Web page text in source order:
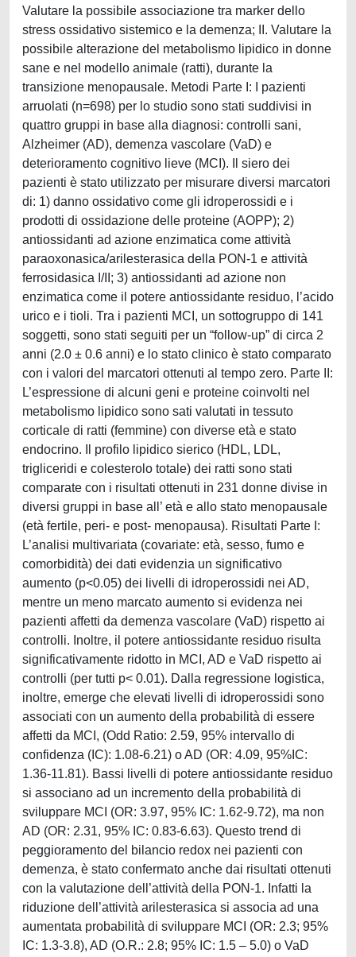
Valutare la possibile associazione tra marker dello
stress ossidativo sistemico e la demenza; II. Valutare la
possibile alterazione del metabolismo lipidico in donne
sane e nel modello animale (ratti), durante la
transizione menopausale. Metodi Parte I: I pazienti
arruolati (n=698) per lo studio sono stati suddivisi in
quattro gruppi in base alla diagnosi: controlli sani,
Alzheimer (AD), demenza vascolare (VaD) e
deterioramento cognitivo lieve (MCI). Il siero dei
pazienti è stato utilizzato per misurare diversi marcatori
di: 1) danno ossidativo come gli idroperossidi e i
prodotti di ossidazione delle proteine (AOPP); 2)
antiossidanti ad azione enzimatica come attività
paraoxonasica/arilesterasica della PON-1 e attività
ferrosidasica I/II; 3) antiossidanti ad azione non
enzimatica come il potere antiossidante residuo, l’acido
urico e i tioli. Tra i pazienti MCI, un sottogruppo di 141
soggetti, sono stati seguiti per un “follow-up” di circa 2
anni (2.0 ± 0.6 anni) e lo stato clinico è stato comparato
con i valori del marcatori ottenuti al tempo zero. Parte II:
L’espressione di alcuni geni e proteine coinvolti nel
metabolismo lipidico sono sati valutati in tessuto
corticale di ratti (femmine) con diverse età e stato
endocrino. Il profilo lipidico sierico (HDL, LDL,
trigliceridi e colesterolo totale) dei ratti sono stati
comparate con i risultati ottenuti in 231 donne divise in
diversi gruppi in base all’ età e allo stato menopausale
(età fertile, peri- e post- menopausa). Risultati Parte I:
L’analisi multivariata (covariate: età, sesso, fumo e
comorbidità) dei dati evidenzia un significativo
aumento (p<0.05) dei livelli di idroperossidi nei AD,
mentre un meno marcato aumento si evidenza nei
pazienti affetti da demenza vascolare (VaD) rispetto ai
controlli. Inoltre, il potere antiossidante residuo risulta
significativamente ridotto in MCI, AD e VaD rispetto ai
controlli (per tutti p< 0.01). Dalla regressione logistica,
inoltre, emerge che elevati livelli di idroperossidi sono
associati con un aumento della probabilità di essere
affetti da MCI, (Odd Ratio: 2.59, 95% intervallo di
confidenza (IC): 1.08-6.21) o AD (OR: 4.09, 95%IC:
1.36-11.81). Bassi livelli di potere antiossidante residuo
si associano ad un incremento della probabilità di
sviluppare MCI (OR: 3.97, 95% IC: 1.62-9.72), ma non
AD (OR: 2.31, 95% IC: 0.83-6.63). Questo trend di
peggioramento del bilancio redox nei pazienti con
demenza, è stato confermato anche dai risultati ottenuti
con la valutazione dell’attività della PON-1. Infatti la
riduzione dell’attività arilesterasica si associa ad una
aumentata probabilità di sviluppare MCI (OR: 2.3; 95%
IC: 1.3-3.8), AD (O.R.: 2.8; 95% IC: 1.5 – 5.0) o VaD